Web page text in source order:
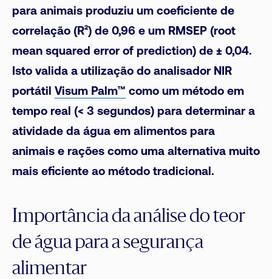
para animais produziu um coeficiente de
correlação (R²) de 0,96 e um RMSEP (root
mean squared error of prediction) de ± 0,04.
Isto valida a utilização do analisador NIR
portátil Visum Palm™ como um método em
tempo real (< 3 segundos) para determinar a
atividade da água em alimentos para
animais e rações como uma alternativa muito
mais eficiente ao método tradicional.
Importância da análise do teor
de água para a segurança
alimentar